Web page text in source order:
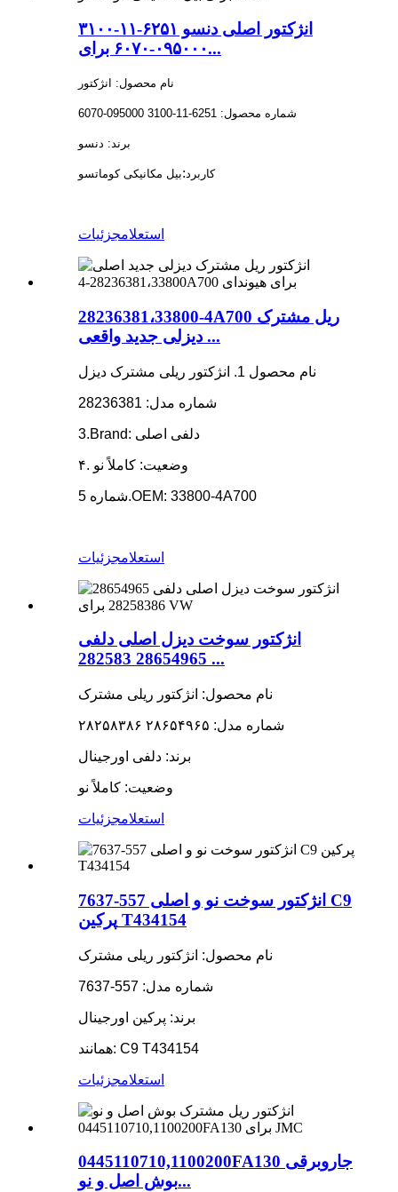
انژکتور اصلی دنسو ۶۲۵۱-۱۱-۳۱۰۰
۰۹۵۰۰۰-۶۰۷۰ برای...
نام محصول: انژکتور
شماره محصول: 6251-11-3100 095000-6070
برند: دنسو
کاربرد:بیل مکانیکی کوماتسو
استعلامجزئیات
28236381،33800-4A700 ریل مشترک
دیزلی جدید واقعی ...
نام محصول 1. انژکتور ریلی مشترک دیزل
شماره مدل: 28236381
3.Brand: دلفی اصلی
۴. وضعیت: کاملاً نو
شماره 5.OEM: 33800-4A700
استعلامجزئیات
انژکتور سوخت دیزل اصلی دلفی
28654965 282583 ...
نام محصول: انژکتور ریلی مشترک
شماره مدل: ۲۸۶۵۴۹۶۵ ۲۸۲۵۸۳۸۶
برند: دلفی اورجینال
وضعیت: کاملاً نو
استعلامجزئیات
انژکتور سوخت نو و اصلی 557-7637 C9
پرکین T434154
نام محصول: انژکتور ریلی مشترک
شماره مدل: 557-7637
برند: پرکین اورجینال
همانند: C9 T434154
استعلامجزئیات
0445110710,1100200FA130 جاروبرقی
بوش اصل و نو...